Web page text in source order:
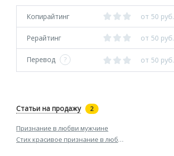
Копирайтинг от 50 руб.
Рерайтинг от 50 руб.
Перевод ? от 50 руб.
Статьи на продажу 2
Признание в любви мужчине
Стих красивое признание в любви женщине